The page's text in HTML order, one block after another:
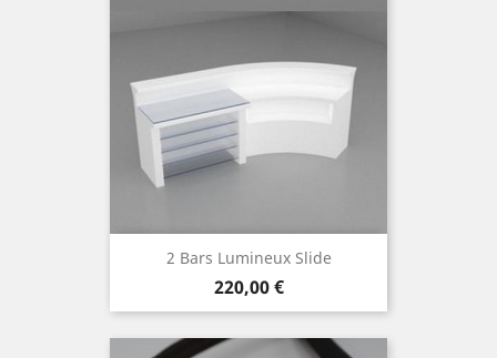
2 Bars Lumineux Slide
Prix
220,00 €